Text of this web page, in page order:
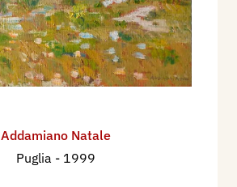
Addamiano Natale
Puglia - 1999